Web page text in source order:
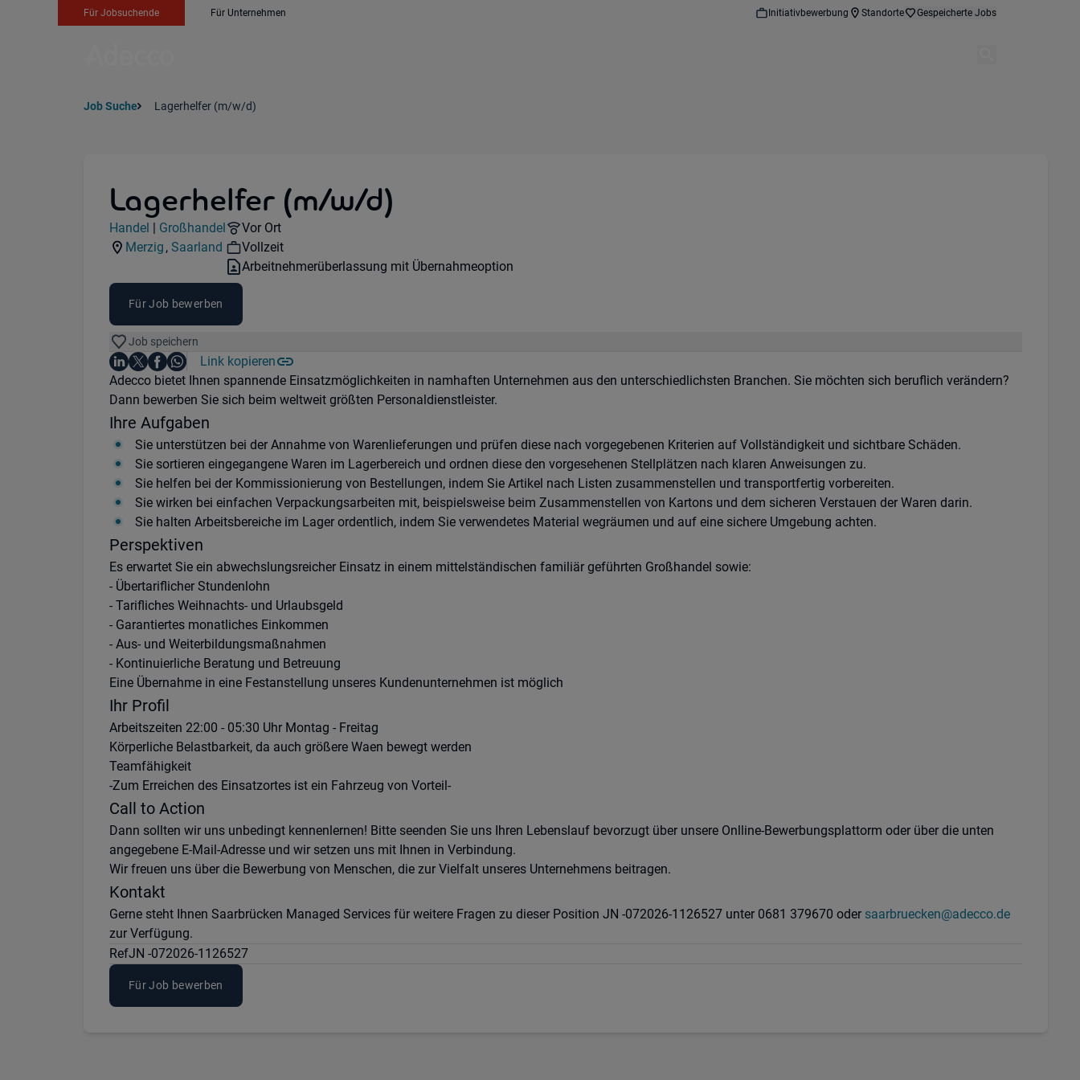
Für Jobsuchende Für Unternehmen Initiativbewerbung Standorte Gespeicherte Jobs
Job Suche Lagerhelfer (m/w/d)
Lagerhelfer (m/w/d)
Jobdetails
Kategorie:
Handel |
Industry:
Großhandel
Standorte:
Merzig ,
Region:
Saarland
Remote Option:
Vor Ort
Workhours:
Vollzeit
Vertragsart:
Arbeitnehmerüberlassung mit Übernahmeoption
Für Job bewerben
Job speichern
Teile diesen Job
Auf LinkedIn teilen
Auf X teilen
Auf Facebook teilen
Auf WhatsApp teilen
Link kopieren
Einleitung
Adecco bietet Ihnen spannende Einsatzmöglichkeiten in namhaften Unternehmen aus den unterschiedlichsten Branchen. Sie möchten sich beruflich verändern?
Dann bewerben Sie sich beim weltweit größten Personaldienstleister.
Ihre Aufgaben
Sie unterstützen bei der Annahme von Warenlieferungen und prüfen diese nach vorgegebenen Kriterien auf Vollständigkeit und sichtbare Schäden.
Sie sortieren eingegangene Waren im Lagerbereich und ordnen diese den vorgesehenen Stellplätzen nach klaren Anweisungen zu.
Sie helfen bei der Kommissionierung von Bestellungen, indem Sie Artikel nach Listen zusammenstellen und transportfertig vorbereiten.
Sie wirken bei einfachen Verpackungsarbeiten mit, beispielsweise beim Zusammenstellen von Kartons und dem sicheren Verstauen der Waren darin.
Sie halten Arbeitsbereiche im Lager ordentlich, indem Sie verwendetes Material wegräumen und auf eine sichere Umgebung achten.
Perspektiven
Es erwartet Sie ein abwechslungsreicher Einsatz in einem mittelständischen familiär geführten Großhandel sowie:
- Übertariflicher Stundenlohn
- Tarifliches Weihnachts- und Urlaubsgeld
- Garantiertes monatliches Einkommen
- Aus- und Weiterbildungsmaßnahmen
- Kontinuierliche Beratung und Betreuung
Eine Übernahme in eine Festanstellung unseres Kundenunternehmen ist möglich
Ihr Profil
Arbeitszeiten 22:00 - 05:30 Uhr Montag - Freitag
Körperliche Belastbarkeit, da auch größere Waen bewegt werden
Teamfähigkeit
-Zum Erreichen des Einsatzortes ist ein Fahrzeug von Vorteil-
Call to Action
Dann sollten wir uns unbedingt kennenlernen! Bitte seenden Sie uns Ihren Lebenslauf bevorzugt über unsere Onlline-Bewerbungsplattorm oder über die unten
angegebene E-Mail-Adresse und wir setzen uns mit Ihnen in Verbindung.
Wir freuen uns über die Bewerbung von Menschen, die zur Vielfalt unseres Unternehmens beitragen.
Kontakt
Gerne steht Ihnen Saarbrücken Managed Services für weitere Fragen zu dieser Position JN -072026-1126527 unter 0681 379670 oder saarbruecken@adecco.de
zur Verfügung.
RefJN -072026-1126527
Für Job bewerben